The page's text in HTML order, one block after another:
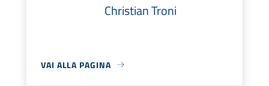
Christian Troni
VAI ALLA PAGINA